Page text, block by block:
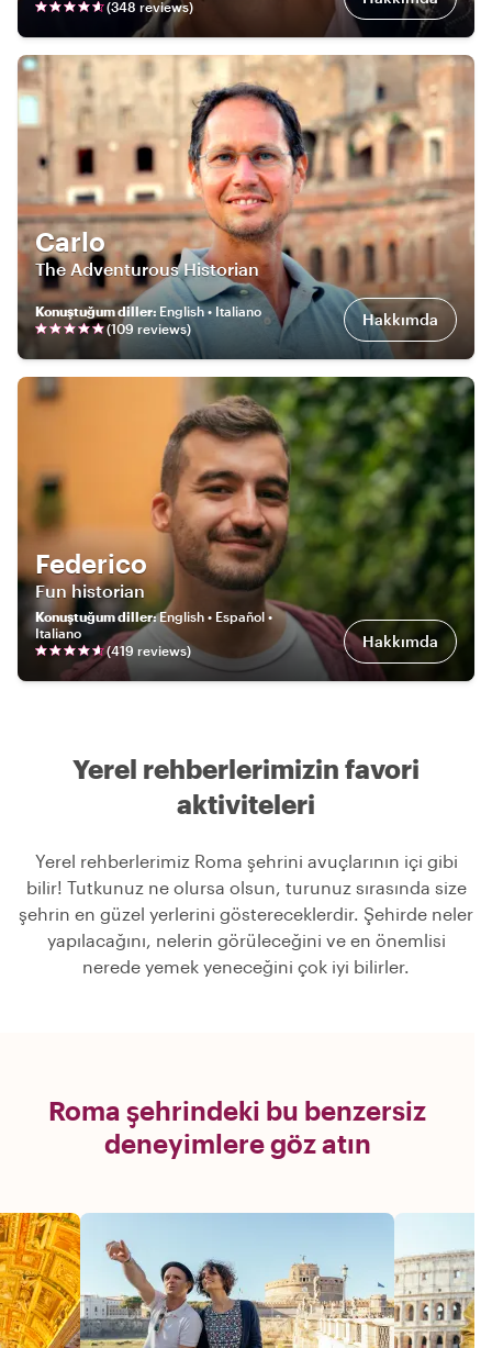
(348 reviews)
Carlo
The Adventurous Historian
Konuştuğum diller: English • Italiano
(109 reviews) Hakkımda
Federico
Fun historian
Konuştuğum diller:English • Español •
Italiano
(419 reviews) Hakkımda
Yerel rehberlerimizin favori
aktiviteleri
Yerel rehberlerimiz Roma şehrini avuçlarının içi gibi
bilir! Tutkunuz ne olursa olsun, turunuz sırasında size
şehrin en güzel yerlerini göstereceklerdir. Şehirde neler
yapılacağını, nelerin görüleceğini ve en önemlisi
nerede yemek yeneceğini çok iyi bilirler.
Roma şehrindeki bu benzersiz
deneyimlere göz atın